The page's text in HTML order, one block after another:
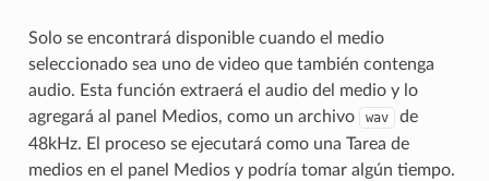
Solo se encontrará disponible cuando el medio
seleccionado sea uno de video que también contenga
audio. Esta función extraerá el audio del medio y lo
agregará al panel Medios, como un archivo
wav
de
48kHz. El proceso se ejecutará como una Tarea de
medios en el panel Medios y podría tomar algún tiempo.